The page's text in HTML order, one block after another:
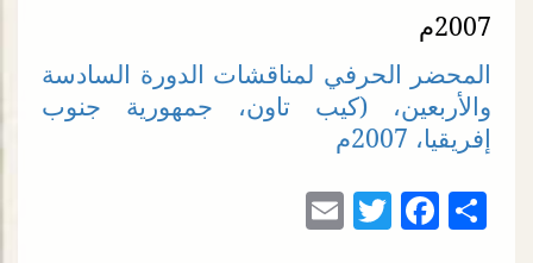
2007م
المحضر الحرفي لمناقشات الدورة السادسة
والأربعين، (كيب تاون، جمهورية جنوب
إفريقيا، 2007م
Share
Facebook
Twitter